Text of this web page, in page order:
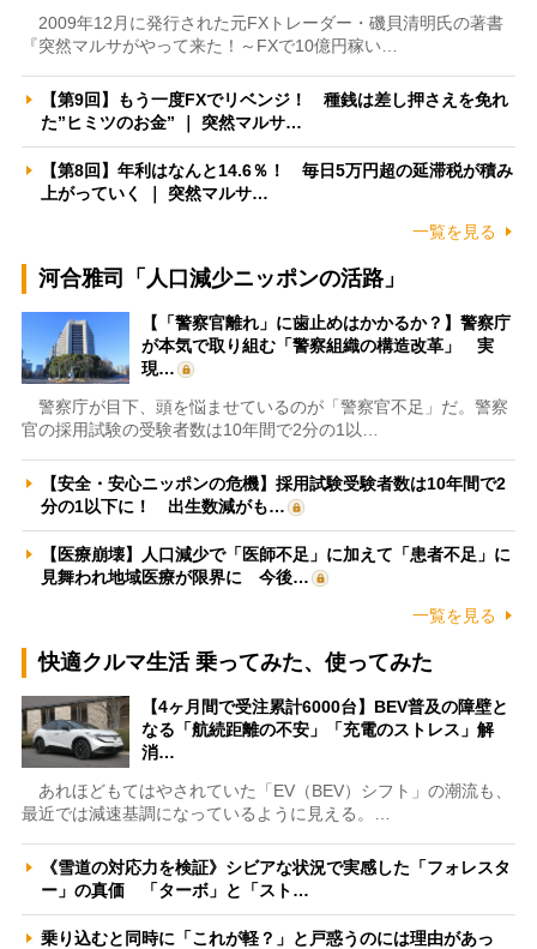
2009年12月に発行された元FXトレーダー・磯貝清明氏の著書
『突然マルサがやって来た！～FXで10億円稼い…
【第9回】もう一度FXでリベンジ！ 種銭は差し押さえを免れ
た”ヒミツのお金” ｜ 突然マルサ…
【第8回】年利はなんと14.6％！ 毎日5万円超の延滞税が積み
上がっていく ｜ 突然マルサ…
一覧を見る
河合雅司「人口減少ニッポンの活路」
【「警察官離れ」に歯止めはかかるか？】警察庁
が本気で取り組む「警察組織の構造改革」 実
現…
警察庁が目下、頭を悩ませているのが「警察官不足」だ。警察
官の採用試験の受験者数は10年間で2分の1以…
【安全・安心ニッポンの危機】採用試験受験者数は10年間で2
分の1以下に！ 出生数減がも…
【医療崩壊】人口減少で「医師不足」に加えて「患者不足」に
見舞われ地域医療が限界に 今後…
一覧を見る
快適クルマ生活 乗ってみた、使ってみた
【4ヶ月間で受注累計6000台】BEV普及の障壁と
なる「航続距離の不安」「充電のストレス」解
消…
あれほどもてはやされていた「EV（BEV）シフト」の潮流も、
最近では減速基調になっているように見える。…
《雪道の対応力を検証》シビアな状況で実感した「フォレスタ
ー」の真価 「ターボ」と「スト…
乗り込むと同時に「これが軽？」と戸惑うのには理由があっ